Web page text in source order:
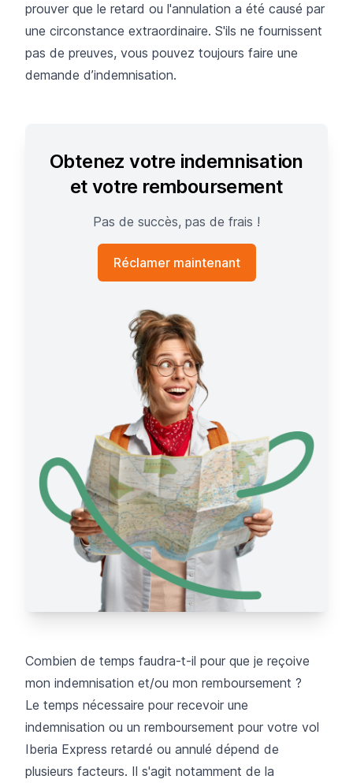
prouver que le retard ou l'annulation a été causé par
une circonstance extraordinaire. S'ils ne fournissent
pas de preuves, vous pouvez toujours faire une
demande d’indemnisation.
Obtenez votre indemnisation
et votre remboursement
Pas de succès, pas de frais !
Réclamer maintenant
Combien de temps faudra-t-il pour que je reçoive
mon indemnisation et/ou mon remboursement ?
Le temps nécessaire pour recevoir une
indemnisation ou un remboursement pour votre vol
Iberia Express retardé ou annulé dépend de
plusieurs facteurs. Il s'agit notamment de la